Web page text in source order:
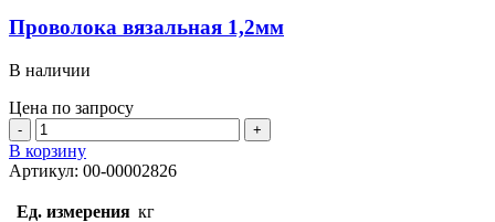
Проволока вязальная 1,2мм
В наличии
Цена по запросу
Количество
товара
Проволока
вязальная
1,2мм
В корзину
Артикул: 00-00002826
Ед. измерения кг